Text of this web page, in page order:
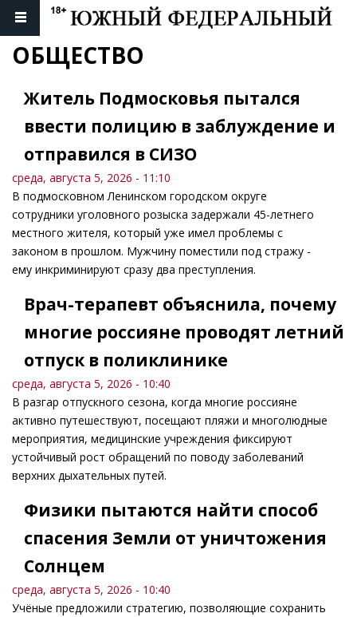
ОБЩЕСТВО
Житель Подмосковья пытался
ввести полицию в заблуждение и
отправился в СИЗО
среда, августа 5, 2026 - 11:10
В подмосковном Ленинском городском округе
сотрудники уголовного розыска задержали 45-летнего
местного жителя, который уже имел проблемы с
законом в прошлом. Мужчину поместили под стражу -
ему инкриминируют сразу два преступления.
Врач-терапевт объяснила, почему
многие россияне проводят летний
отпуск в поликлинике
среда, августа 5, 2026 - 10:40
В разгар отпускного сезона, когда многие россияне
активно путешествуют, посещают пляжи и многолюдные
мероприятия, медицинские учреждения фиксируют
устойчивый рост обращений по поводу заболеваний
верхних дыхательных путей.
Физики пытаются найти способ
спасения Земли от уничтожения
Солнцем
среда, августа 5, 2026 - 10:40
Учёные предложили стратегию, позволяющие сохранить